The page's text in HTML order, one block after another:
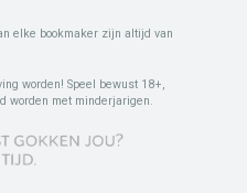
elke bookmaker zijn altijd van
worden! Speel bewust 18+,
worden met minderjarigen.